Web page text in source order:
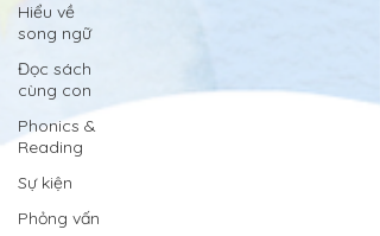
Hiểu về
song ngữ
Đọc sách
cùng con
Phonics &
Reading
Sự kiện
Phỏng vấn